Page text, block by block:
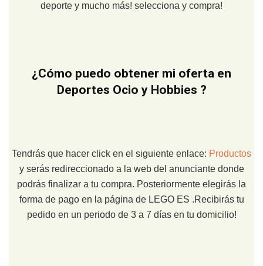
deporte y mucho más! selecciona y compra!
¿Cómo puedo obtener mi oferta en
Deportes Ocio y Hobbies ?
Tendrás que hacer click en el siguiente enlace: Productos
y serás redireccionado a la web del anunciante donde
podrás finalizar a tu compra. Posteriormente elegirás la
forma de pago en la página de LEGO ES .Recibirás tu
pedido en un periodo de 3 a 7 días en tu domicilio!